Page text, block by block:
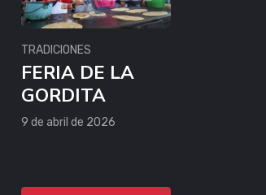
TRADICIONES
FERIA DE LA
GORDITA
9 de abril de 2026